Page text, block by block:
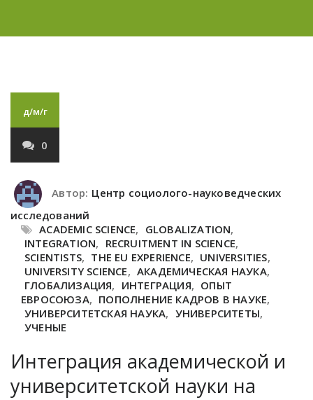
д/м/г
0
Автор: Центр социолого-науковедческих
исследований
ACADEMIC SCIENCE, GLOBALIZATION,
INTEGRATION, RECRUITMENT IN SCIENCE,
SCIENTISTS, THE EU EXPERIENCE, UNIVERSITIES,
UNIVERSITY SCIENCE, АКАДЕМИЧЕСКАЯ НАУКА,
ГЛОБАЛИЗАЦИЯ, ИНТЕГРАЦИЯ, ОПЫТ
ЕВРОСОЮЗА, ПОПОЛНЕНИЕ КАДРОВ В НАУКЕ,
УНИВЕРСИТЕТСКАЯ НАУКА, УНИВЕРСИТЕТЫ,
УЧЕНЫЕ
Интеграция академической и
университетской науки на